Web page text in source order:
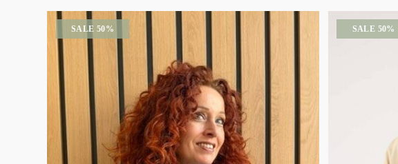
SALE 50% SALE 50%